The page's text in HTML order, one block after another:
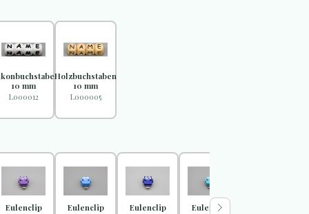
10 mm
L000012
Holzbuchstaben
10 mm
L000005
Eulenclip
Eulenclip
Eulenclip
Eulenclip